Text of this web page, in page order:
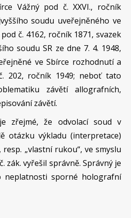
Vážný pod č. XXVI., ročník
soudu uveřejněného ve
č. 4162, ročník 1871, svazek
soudu SR ze dne 7. 4. 1948,
ve Sbírce rozhodnutí a
202, ročník 1949; neboť tato
závětí allografních,
závětí.
zřejmé, že odvolací soud v
otázku výkladu (interpretace)
„vlastní rukou“, ve smyslu
zák. vyřešil správně. Správný je
sporné holografní